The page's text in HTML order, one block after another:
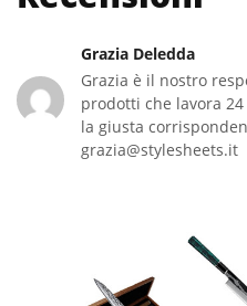
Grazia Deledda
Grazia è il nostro
prodotti che lavora
la giusta
grazia@stylesheets.it